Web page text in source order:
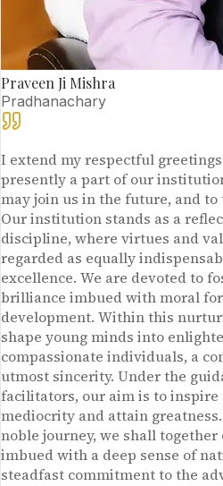
Praveen Ji Mishra
Pradhanachary
I extend my respectful
presently a part of our
may join us in the future, and
Our institution stands as a
discipline, where virtues and
regarded as equally
excellence. We are devoted to
brilliance imbued with moral
development. Within this
shape young minds into
compassionate individuals, a
utmost sincerity. Under the
facilitators, our aim is to inspire
mediocrity and attain
noble journey, we shall
imbued with a deep sense of
steadfast commitment to the